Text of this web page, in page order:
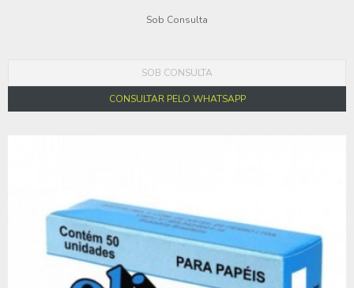
Sob Consulta
SOB CONSULTA
CONSULTAR PELO WHATSAPP